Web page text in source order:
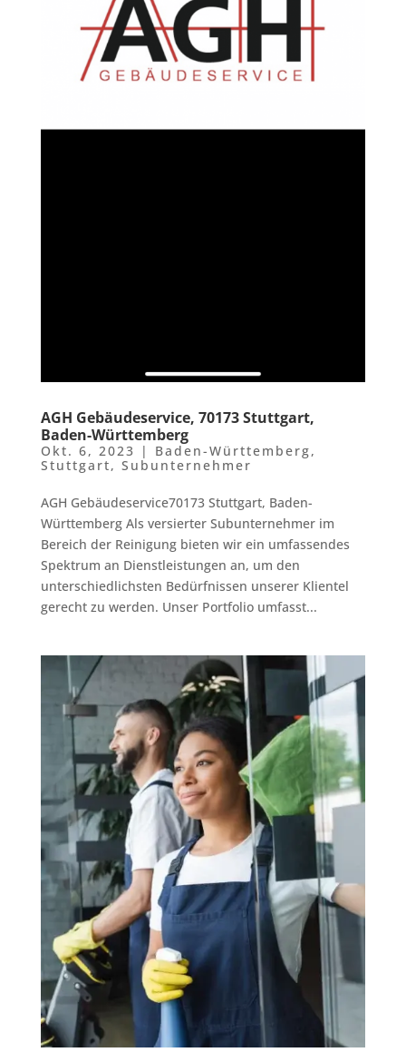
AGH Gebäudeservice, 70173 Stuttgart,
Baden-Württemberg
Okt. 6, 2023 | Baden-Württemberg,
Stuttgart, Subunternehmer
AGH Gebäudeservice70173 Stuttgart, Baden-
Württemberg Als versierter Subunternehmer im
Bereich der Reinigung bieten wir ein umfassendes
Spektrum an Dienstleistungen an, um den
unterschiedlichsten Bedürfnissen unserer Klientel
gerecht zu werden. Unser Portfolio umfasst...